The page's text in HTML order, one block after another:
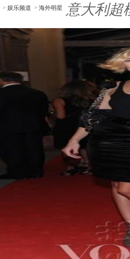
> 娱乐频道 > 海外明星 意大利超